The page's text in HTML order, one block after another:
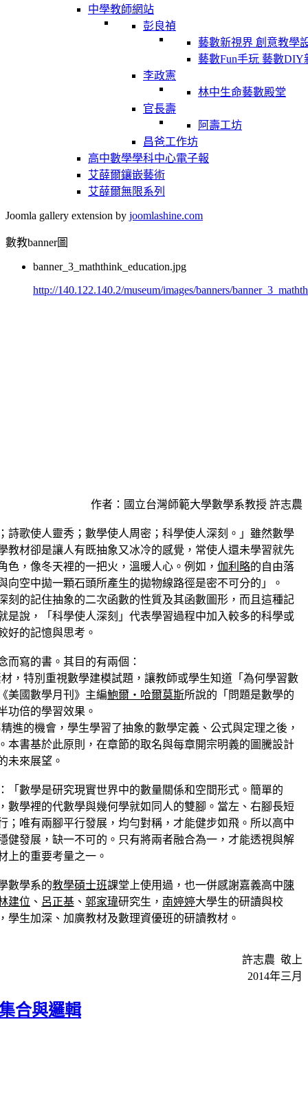
中學教師網站
彭良禎
藝數新視界 創意教學
藝數Fun手玩 藝數DIY
李政憲
林中生命藝數殿堂
官長壽
阿壽工坊
昌爸工作坊
高中數學學科中心電子報
艾薛爾鑲嵌藝術
艾薛爾無限系列
Joomla gallery extension by joomlashine.com
數教banner圖
banner_3_maththink_education.jpg
http://140.122.140.2/museum/images/banners/
作者：國立台灣師範大學數學系教授 許志農
詩歌使人靈秀；數學使人周密；科學使人深刻。」雖然數學
教材卻是讓人有既抽象又冰冷的感覺，常使人還未學習就先
色，像冬天裡的一把火，溫暖人心。例如， 伽利略的自由落
向空中拋一顆石頭所產生的拋物線路徑是密不可分的」。
刻的記住抽象的二次函數的性質及其函數圖形，而且這種記
是說，「科學使人深刻」代表學習過程中加入較多的科學或
好的記憶與思考。
而寫的書。其目的有兩個：
，特別重視數學建模試題，讓教師或學生知道「為何學習數
美國數學月刊》主編鮑爾‧哈爾莫斯所說的「問題是數學的
功倍的學習效果。
進的機會，學生學習了抽象的數學定義、公式與定理之後，
本書基於此原則，在章節的取名與每章開宗明義的圖騰設計
未來展望。
「數學是研究現實世界中的數量關係和空間形式。簡單的
數學裡的代數學與幾何學就如同人的雙腳。當左、右腳長短
；唯有兩腳平行發展，均勻對稱，才能健步如飛。所以高中
健發展，缺一不可的。只有將兩者融合為一，才能透視與解
上的重要考量之一。
數學系的教學碩士班課堂上使用過，也一併感謝嘉義高中 陳
建位 、 呂正基 、 郭家瑋研究生， 南婷婷大學生的研讀與校
學生加深、加廣教材及數理資優班的研讀教材。
許志農 敬上
2014年三月
合與邏輯